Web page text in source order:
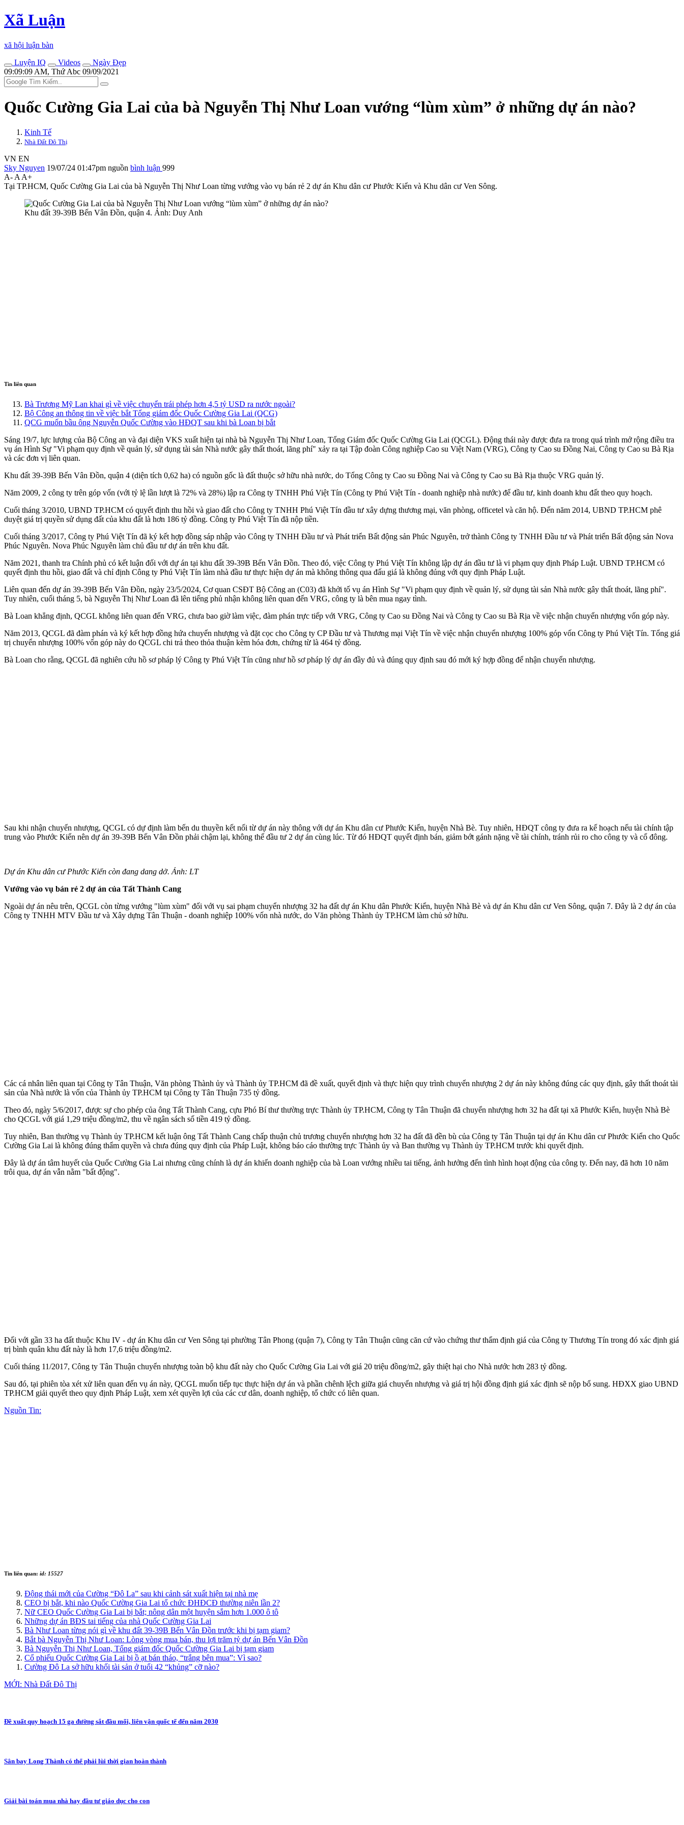
Xã Luận
xã hội luận bàn
Luyện IQ
Videos
Ngày Đẹp
09:09:09 AM, Thứ Abc 09/09/2021
Quốc Cường Gia Lai của bà Nguyễn Thị Như Loan vướng “lùm xùm” ở những dự án nào?
Kinh Tế
Nhà Đất Đô Thị
VN EN
Sky Nguyen 19/07/24 01:47pm nguồn bình luận 999
A- A A+
Tại TP.HCM, Quốc Cường Gia Lai của bà Nguyễn Thị Như Loan từng vướng vào vụ bán rẻ 2 dự án Khu dân cư Phước Kiển và Khu dân cư Ven Sông.
Khu đất 39-39B Bến Vân Đồn, quận 4. Ảnh: Duy Anh
Tin liên quan
Bà Trương Mỹ Lan khai gì về việc chuyển trái phép hơn 4,5 tỷ USD ra nước ngoài?
Bộ Công an thông tin về việc bắt Tổng giám đốc Quốc Cường Gia Lai (QCG)
QCG muốn bầu ông Nguyễn Quốc Cường vào HĐQT sau khi bà Loan bị bắt
Sáng 19/7, lực lượng của Bộ Công an và đại diện VKS xuất hiện tại nhà bà Nguyễn Thị Như Loan, Tổng Giám đốc Quốc Cường Gia Lai (QCGL). Động thái này được đưa ra trong quá trình mở rộng điều tra
vụ án Hình Sự "Vi phạm quy định về quản lý, sử dụng tài sản Nhà nước gây thất thoát, lãng phí" xảy ra tại Tập đoàn Công nghiệp Cao su Việt Nam (VRG), Công ty Cao su Đồng Nai, Công ty Cao su Bà Rịa
và các đơn vị liên quan.
Khu đất 39-39B Bến Vân Đồn, quận 4 (diện tích 0,62 ha) có nguồn gốc là đất thuộc sở hữu nhà nước, do Tổng Công ty Cao su Đồng Nai và Công ty Cao su Bà Rịa thuộc VRG quản lý.
Năm 2009, 2 công ty trên góp vốn (với tỷ lệ lần lượt là 72% và 28%) lập ra Công ty TNHH Phú Việt Tín (Công ty Phú Việt Tín - doanh nghiệp nhà nước) để đầu tư, kinh doanh khu đất theo quy hoạch.
Cuối tháng 3/2010, UBND TP.HCM có quyết định thu hồi và giao đất cho Công ty TNHH Phú Việt Tín đầu tư xây dựng thương mại, văn phòng, officetel và căn hộ. Đến năm 2014, UBND TP.HCM phê
duyệt giá trị quyền sử dụng đất của khu đất là hơn 186 tỷ đồng. Công ty Phú Việt Tín đã nộp tiền.
Cuối tháng 3/2017, Công ty Phú Việt Tín đã ký kết hợp đồng sáp nhập vào Công ty TNHH Đầu tư và Phát triển Bất động sản Phúc Nguyên, trở thành Công ty TNHH Đầu tư và Phát triển Bất động sản Nova
Phúc Nguyên. Nova Phúc Nguyên làm chủ đầu tư dự án trên khu đất.
Năm 2021, thanh tra Chính phủ có kết luận đối với dự án tại khu đất 39-39B Bến Vân Đồn. Theo đó, việc Công ty Phú Việt Tín không lập dự án đầu tư là vi phạm quy định Pháp Luật. UBND TP.HCM có
quyết định thu hồi, giao đất và chỉ định Công ty Phú Việt Tín làm nhà đầu tư thực hiện dự án mà không thông qua đấu giá là không đúng với quy định Pháp Luật.
Liên quan đến dự án 39-39B Bến Vân Đồn, ngày 23/5/2024, Cơ quan CSĐT Bộ Công an (C03) đã khởi tố vụ án Hình Sự "Vi phạm quy định về quản lý, sử dụng tài sản Nhà nước gây thất thoát, lãng phí".
Tuy nhiên, cuối tháng 5, bà Nguyễn Thị Như Loan đã lên tiếng phủ nhận không liên quan đến VRG, công ty là bên mua ngay tình.
Bà Loan khẳng định, QCGL không liên quan đến VRG, chưa bao giờ làm việc, đàm phán trực tiếp với VRG, Công ty Cao su Đồng Nai và Công ty Cao su Bà Rịa về việc nhận chuyển nhượng vốn góp này.
Năm 2013, QCGL đã đàm phán và ký kết hợp đồng hứa chuyển nhượng và đặt cọc cho Công ty CP Đầu tư và Thương mại Việt Tín về việc nhận chuyển nhượng 100% góp vốn Công ty Phú Việt Tín. Tổng giá
trị chuyển nhượng 100% vốn góp này do QCGL chi trả theo thỏa thuận kèm hóa đơn, chứng từ là 464 tỷ đồng.
Bà Loan cho rằng, QCGL đã nghiên cứu hồ sơ pháp lý Công ty Phú Việt Tín cũng như hồ sơ pháp lý dự án đầy đủ và đúng quy định sau đó mới ký hợp đồng để nhận chuyển nhượng.
Sau khi nhận chuyển nhượng, QCGL có dự định làm bến du thuyền kết nối từ dự án này thông với dự án Khu dân cư Phước Kiển, huyện Nhà Bè. Tuy nhiên, HĐQT công ty đưa ra kế hoạch nếu tài chính tập
trung vào Phước Kiển nên dự án 39-39B Bến Vân Đồn phải chậm lại, không thể đầu tư 2 dự án cùng lúc. Từ đó HĐQT quyết định bán, giảm bớt gánh nặng về tài chính, tránh rủi ro cho công ty và cổ đông.
Dự án Khu dân cư Phước Kiển còn đang dang dở. Ảnh: LT
Vướng vào vụ bán rẻ 2 dự án của Tất Thành Cang
Ngoài dự án nêu trên, QCGL còn từng vướng "lùm xùm" đối với vụ sai phạm chuyển nhượng 32 ha đất dự án Khu dân Phước Kiển, huyện Nhà Bè và dự án Khu dân cư Ven Sông, quận 7. Đây là 2 dự án của
Công ty TNHH MTV Đầu tư và Xây dựng Tân Thuận - doanh nghiệp 100% vốn nhà nước, do Văn phòng Thành ủy TP.HCM làm chủ sở hữu.
Các cá nhân liên quan tại Công ty Tân Thuận, Văn phòng Thành ủy và Thành ủy TP.HCM đã đề xuất, quyết định và thực hiện quy trình chuyển nhượng 2 dự án này không đúng các quy định, gây thất thoát tài
sản của Nhà nước là vốn của Thành ủy TP.HCM tại Công ty Tân Thuận 735 tỷ đồng.
Theo đó, ngày 5/6/2017, được sự cho phép của ông Tất Thành Cang, cựu Phó Bí thư thường trực Thành ủy TP.HCM, Công ty Tân Thuận đã chuyển nhượng hơn 32 ha đất tại xã Phước Kiển, huyện Nhà Bè
cho QCGL với giá 1,29 triệu đồng/m2, thu về ngân sách số tiền 419 tỷ đồng.
Tuy nhiên, Ban thường vụ Thành ủy TP.HCM kết luận ông Tất Thành Cang chấp thuận chủ trương chuyển nhượng hơn 32 ha đất đã đền bù của Công ty Tân Thuận tại dự án Khu dân cư Phước Kiển cho Quốc
Cường Gia Lai là không đúng thẩm quyền và chưa đúng quy định của Pháp Luật, không báo cáo thường trực Thành ủy và Ban thường vụ Thành ủy TP.HCM trước khi quyết định.
Đây là dự án tâm huyết của Quốc Cường Gia Lai nhưng cũng chính là dự án khiến doanh nghiệp của bà Loan vướng nhiều tai tiếng, ảnh hưởng đến tình hình hoạt động của công ty. Đến nay, đã hơn 10 năm
trôi qua, dự án vẫn nằm "bất động".
Đối với gần 33 ha đất thuộc Khu IV - dự án Khu dân cư Ven Sông tại phường Tân Phong (quận 7), Công ty Tân Thuận cũng căn cứ vào chứng thư thẩm định giá của Công ty Thương Tín trong đó xác định giá
trị bình quân khu đất này là hơn 17,6 triệu đồng/m2.
Cuối tháng 11/2017, Công ty Tân Thuận chuyển nhượng toàn bộ khu đất này cho Quốc Cường Gia Lai với giá 20 triệu đồng/m2, gây thiệt hại cho Nhà nước hơn 283 tỷ đồng.
Sau đó, tại phiên tòa xét xử liên quan đến vụ án này, QCGL muốn tiếp tục thực hiện dự án và phần chênh lệch giữa giá chuyển nhượng và giá trị hội đồng định giá xác định sẽ nộp bổ sung. HĐXX giao UBND
TP.HCM giải quyết theo quy định Pháp Luật, xem xét quyền lợi của các cư dân, doanh nghiệp, tổ chức có liên quan.
Nguồn Tin:
Tin liên quan: id: 15527
Động thái mới của Cường “Đô La” sau khi cảnh sát xuất hiện tại nhà mẹ
CEO bị bắt, khi nào Quốc Cường Gia Lai tổ chức ĐHĐCĐ thường niên lần 2?
Nữ CEO Quốc Cường Gia Lai bị bắt; nông dân một huyện sắm hơn 1.000 ô tô
Những dự án BĐS tai tiếng của nhà Quốc Cường Gia Lai
Bà Như Loan từng nói gì về khu đất 39-39B Bến Vân Đồn trước khi bị tạm giam?
Bắt bà Nguyễn Thị Như Loan: Lòng vòng mua bán, thu lợi trăm tỷ dự án Bến Vân Đồn
Bà Nguyễn Thị Như Loan, Tổng giám đốc Quốc Cường Gia Lai bị tạm giam
Cổ phiếu Quốc Cường Gia Lai bị ồ ạt bán tháo, “trắng bên mua”: Vì sao?
Cường Đô La sở hữu khối tài sản ở tuổi 42 “khủng” cỡ nào?
MỚI: Nhà Đất Đô Thị
Đề xuất quy hoạch 15 ga đường sắt đầu mối, liên vận quốc tế đến năm 2030
Sân bay Long Thành có thể phải lùi thời gian hoàn thành
Giải bài toán mua nhà hay đầu tư giáo dục cho con